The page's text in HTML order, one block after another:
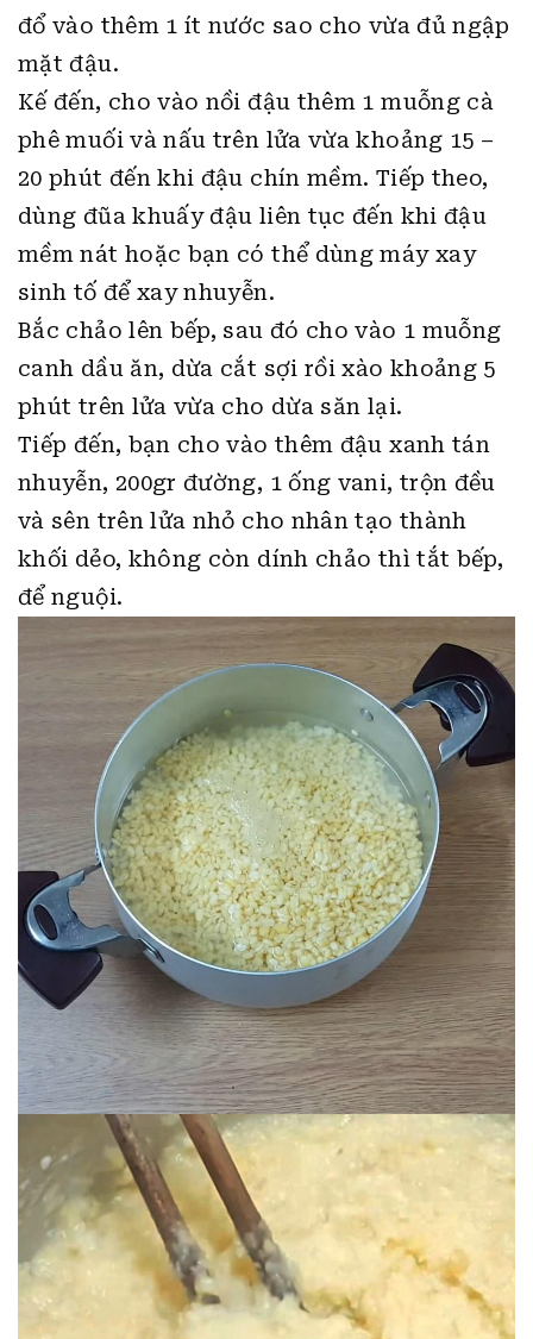
đổ vào thêm 1 ít nước sao cho vừa đủ ngập
mặt đậu.
Kế đến, cho vào nồi đậu thêm 1 muỗng cà
phê muối và nấu trên lửa vừa khoảng 15 –
20 phút đến khi đậu chín mềm. Tiếp theo,
dùng đũa khuấy đậu liên tục đến khi đậu
mềm nát hoặc bạn có thể dùng máy xay
sinh tố để xay nhuyễn.
Bắc chảo lên bếp, sau đó cho vào 1 muỗng
canh dầu ăn, dừa cắt sợi rồi xào khoảng 5
phút trên lửa vừa cho dừa săn lại.
Tiếp đến, bạn cho vào thêm đậu xanh tán
nhuyễn, 200gr đường, 1 ống vani, trộn đều
và sên trên lửa nhỏ cho nhân tạo thành
khối dẻo, không còn dính chảo thì tắt bếp,
để nguội.